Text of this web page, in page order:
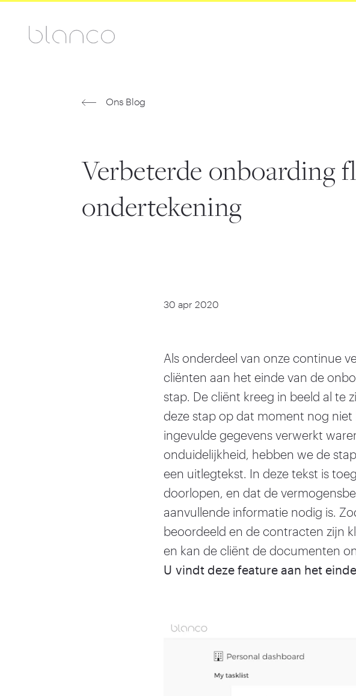
Ons Blog
Verbeterde onboarding
ondertekening
30 apr 2020
Als onderdeel van onze continue
cliënten aan het einde van de
stap. De cliënt kreeg in beeld al te
deze stap op dat moment nog
ingevulde gegevens verwerkt
onduidelijkheid, hebben we de
een uitlegtekst. In deze tekst is
doorlopen, en dat de
aanvullende informatie nodig is.
beoordeeld en de contracten zijn
en kan de cliënt de documenten
U vindt deze feature aan het